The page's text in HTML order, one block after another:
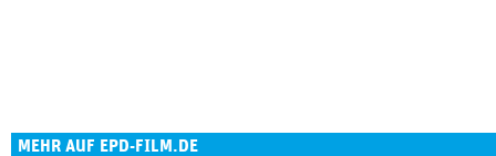
MEHR AUF EPD-FILM.DE